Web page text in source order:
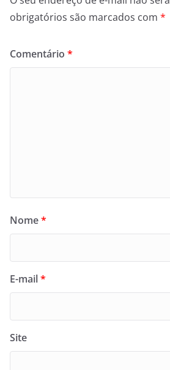
obrigatórios são marcados com *
Comentário *
Nome*
E-mail*
Site